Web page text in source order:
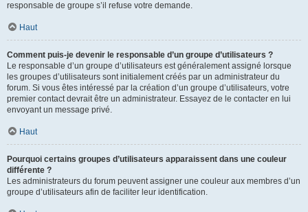
responsable de groupe s’il refuse votre demande.
Haut
Comment puis-je devenir le responsable d’un groupe d’utilisateurs ?
Le responsable d’un groupe d’utilisateurs est généralement assigné lorsque
les groupes d’utilisateurs sont initialement créés par un administrateur du
forum. Si vous êtes intéressé par la création d’un groupe d’utilisateurs, votre
premier contact devrait être un administrateur. Essayez de le contacter en lui
envoyant un message privé.
Haut
Pourquoi certains groupes d’utilisateurs apparaissent dans une couleur
différente ?
Les administrateurs du forum peuvent assigner une couleur aux membres d’un
groupe d’utilisateurs afin de faciliter leur identification.